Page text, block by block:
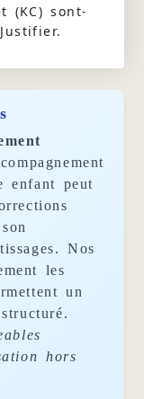
(KC) sont-
enfant peut
Nos
les
un
hors